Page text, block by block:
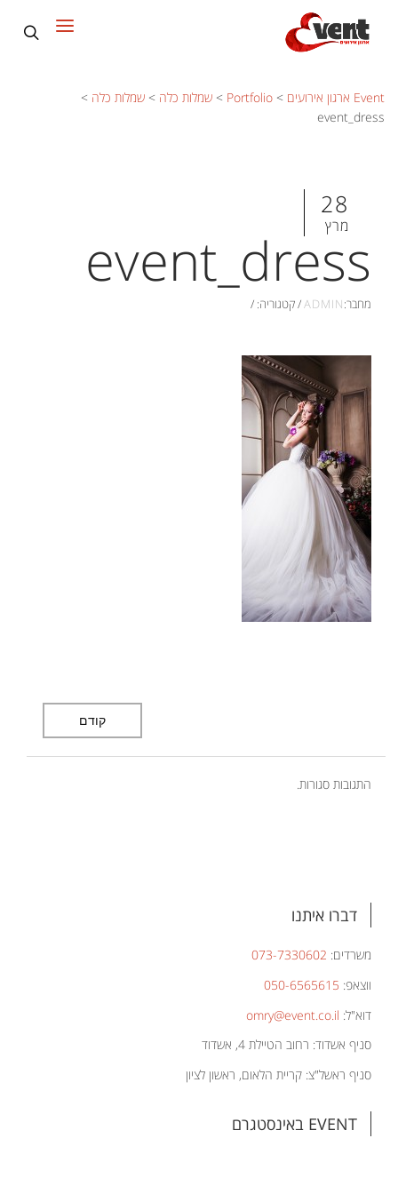
Event ארגון אירועים >
Portfolio
> שמלות כלה > שמלות כלה >
event_dress
28
מרץ
event_dress
מחבר:ADMIN
/קטגוריה: /
קודם
התגובות סגורות.
דברו איתנו
משרדים: 073-7330602
ווצאפ: 050-6565615
דוא"ל: omry@event.co.il
סניף אשדוד: רחוב הטיילת 4, אשדוד
סניף ראשל"צ: קריית הלאום, ראשון לציון
EVENT באינסטגרם